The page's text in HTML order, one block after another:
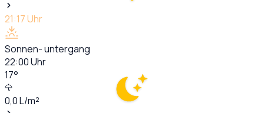
21:17Uhr
Sonnen- untergang
22:00Uhr
17°
0,0L/m²